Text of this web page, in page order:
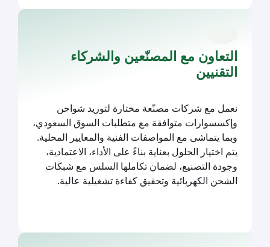
التعاون مع المصنّعين والشركاء
التقنيين
نعمل مع شركات مصنّعة مختارة لتوريد شواحن
وإكسسوارات متوافقة مع متطلبات السوق السعودي،
وبما يتماشى مع المواصفات الفنية والمعايير المحلية.
يتم اختيار الحلول بعناية بناءً على الأداء، الاعتمادية،
وجودة التصنيع، لضمان تكاملها السلس مع شبكات
الشحن الكهربائية وتحقيق كفاءة تشغيلية عالية.